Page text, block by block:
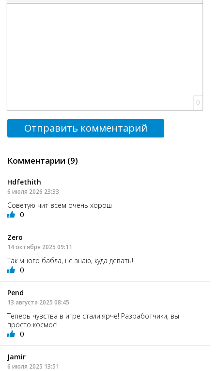
Вставка цитаты
Вставка спойлера
0
Отправить комментарий
Комментарии (9)
Hdfethith
6 июля 2026 23:33
Советую чит всем очень хорош
0
Zero
14 октября 2025 09:11
Так много бабла, не знаю, куда девать!
0
Pend
13 августа 2025 08:45
Теперь чувства в игре стали ярче! Разработчики, вы
просто космос!
0
Jamir
6 июля 2025 13:51